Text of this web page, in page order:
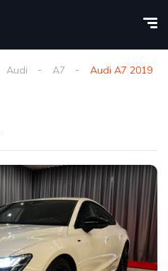
Audi A7 Audi A7 2019